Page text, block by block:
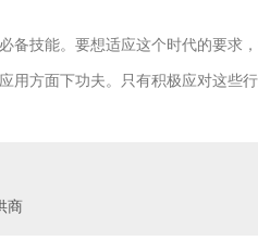
备技能。要想适应这个时代的要求
用方面下功夫。只有积极应对这些
商